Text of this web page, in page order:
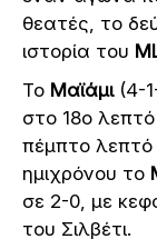
θεατές, το
ιστορία του
Το Μαϊάμι(4-
στο 18ο
πέμπτο
ημιχρόνου το
σε 2-0, με
του Σιλβέτι.